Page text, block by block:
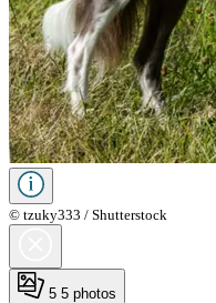
© tzuky333 / Shutterstock
5 5 photos